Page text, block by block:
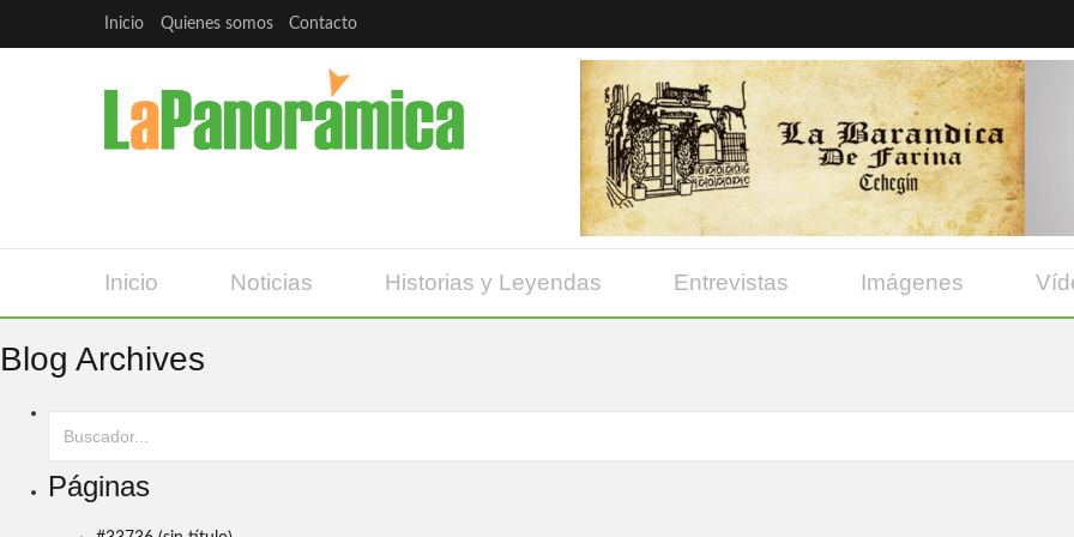
Inicio Quienes somos Contacto
Inicio Noticias Historias y Leyendas Entrevistas Imágenes
Blog Archives
Páginas